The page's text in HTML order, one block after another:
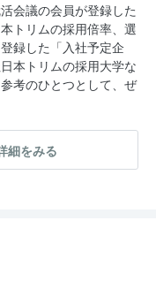
会議の会員が登録した
トリムの採用倍率、選
録した「入社予定企
本トリムの採用大学な
考のひとつとして、ぜ
細をみる